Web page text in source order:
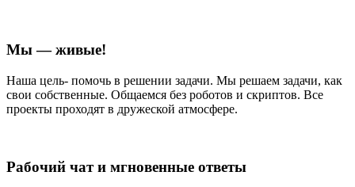
Мы — живые!
Наша цель- помочь в решении задачи. Мы решаем задачи, как
свои собственные. Общаемся без роботов и скриптов. Все
проекты проходят в дружеской атмосфере.
Рабочий чат и мгновенные ответы